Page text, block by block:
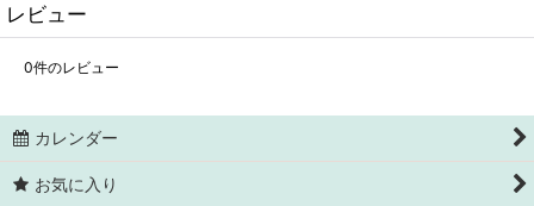
レビュー
0件のレビュー
カレンダー
お気に入り